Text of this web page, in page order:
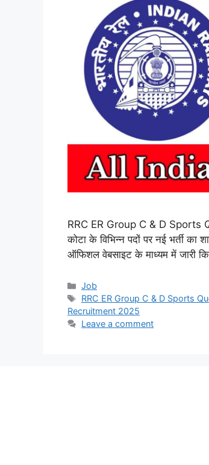
RRC ER Group C & D Sports
कोटा के विभिन्न पदों पर नई भर्ती का
ऑफिशल वेबसाइट के माध्यम में जारी
Categories
Job
Tags
RRC ER Group C & D Sports
Recruitment 2025
Leave a comment